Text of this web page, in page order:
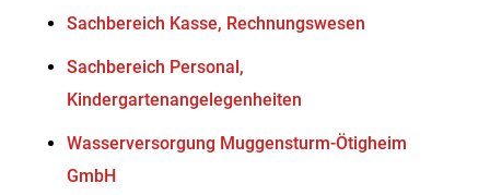
Sachbereich Kasse, Rechnungswesen
Sachbereich Personal,
Kindergartenangelegenheiten
Wasserversorgung Muggensturm-Ötigheim
GmbH